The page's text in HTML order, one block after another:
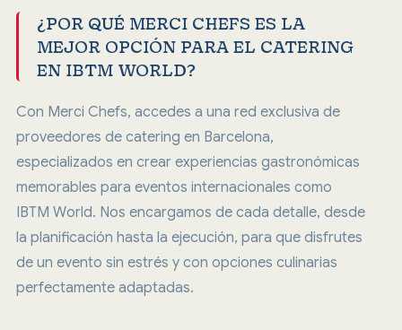
¿POR QUÉ MERCI CHEFS ES LA
MEJOR OPCIÓN PARA EL CATERING
EN IBTM WORLD?
Con Merci Chefs, accedes a una red exclusiva de
proveedores de catering en Barcelona,
especializados en crear experiencias gastronómicas
memorables para eventos internacionales como
IBTM World. Nos encargamos de cada detalle, desde
la planificación hasta la ejecución, para que disfrutes
de un evento sin estrés y con opciones culinarias
perfectamente adaptadas.